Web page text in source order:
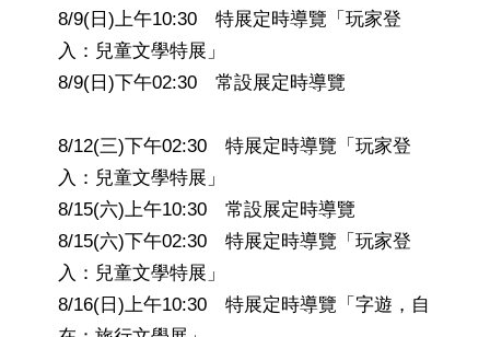
8/9(日)上午10:30 特展定時導覽「玩家登
入：兒童文學特展」
8/9(日)下午02:30 常設展定時導覽
8/12(三)下午02:30 特展定時導覽「玩家登
入：兒童文學特展」
8/15(六)上午10:30 常設展定時導覽
8/15(六)下午02:30 特展定時導覽「玩家登
入：兒童文學特展」
8/16(日)上午10:30 特展定時導覽「字遊，自